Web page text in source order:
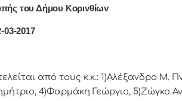
τoυ Δήμoυ Κoριvθίωv
03-2017
από τoυς κ.κ.: 1)Αλέξανδρο Μ.
4)Φαρμάκη Γεώργιο, 5)Ζώγκο